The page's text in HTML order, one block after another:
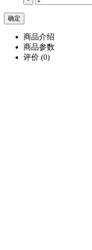
商品介绍
商品参数
评价 (0)